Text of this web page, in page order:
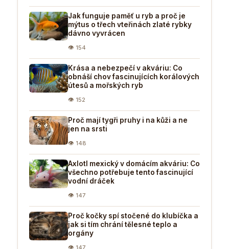
Jak funguje paměť u ryb a proč je
mýtus o třech vteřinách zlaté rybky
dávno vyvrácen
👁 154
Krása a nebezpečí v akváriu: Co
obnáší chov fascinujících korálových
útesů a mořských ryb
👁 152
Proč mají tygři pruhy i na kůži a ne
jen na srsti
👁 148
Axlotl mexický v domácím akváriu: Co
všechno potřebuje tento fascinující
vodní dráček
👁 147
Proč kočky spí stočené do klubíčka a
jak si tím chrání tělesné teplo a
orgány
👁 147